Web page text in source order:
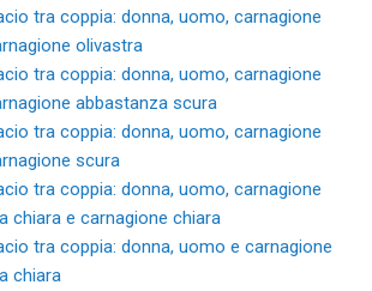
bacio tra coppia: donna, uomo, carnagione
olivastra
bacio tra coppia: donna, uomo, carnagione
abbastanza scura
bacio tra coppia: donna, uomo, carnagione
scura
bacio tra coppia: donna, uomo, carnagione
chiara e carnagione chiara
bacio tra coppia: donna, uomo e carnagione
chiara